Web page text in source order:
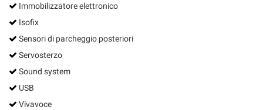
Immobilizzatore elettronico
Isofix
Sensori di parcheggio posteriori
Servosterzo
Sound system
USB
Vivavoce